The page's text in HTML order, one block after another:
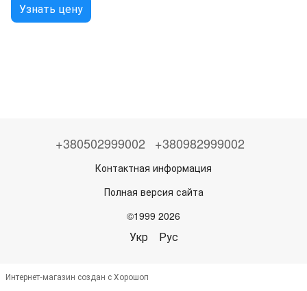
Узнать цену
+380502999002 +380982999002
Контактная информация
Полная версия сайта
©1999 2026
Укр Рус
Интернет-магазин создан с Хорошоп